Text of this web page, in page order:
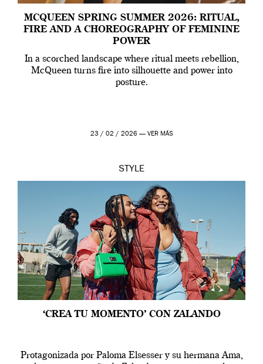
MCQUEEN SPRING SUMMER 2026: RITUAL,
FIRE AND A CHOREOGRAPHY OF FEMININE
POWER
In a scorched landscape where ritual meets rebellion,
McQueen turns fire into silhouette and power into
posture.
23 / 02 / 2026 — VER MÁS
STYLE
‘CREA TU MOMENTO’ CON ZALANDO
Protagonizada por Paloma Elsesser y su hermana Ama,